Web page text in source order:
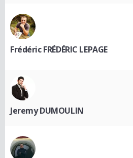
Frédéric FRÉDÉRIC LEPAGE
Jeremy DUMOULIN